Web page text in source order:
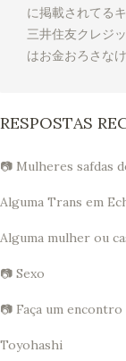
に掲載されてる
三井住友クレジ
はお金おろさな
RESPOSTAS
📷 Mulheres safdas
Alguma Trans em
Alguma mulher ou
📷 Sexo
📷 Faça um
Toyohashi